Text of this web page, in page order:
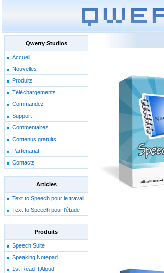
Qwerty Studios
Accueil
Nouvelles
Produits
Téléchargements
Commandez
Support
Commentaires
Contenus gratuits
Partenariat
Contacts
Articles
Text to Speech pour le travail
Text to Speech pour l'étude
Produits
Speech Suite
Speaking Notepad
1st Read It Aloud!